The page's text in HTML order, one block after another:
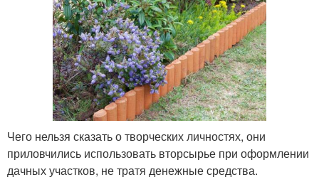
Бутылки для школы Бутылки в школе
Поделка из
пластиковой бутылки
Пластиковая бутылка
Бутылки в полезные
поделки
Принадлежности из
пластиковой бутылки
Чего нельзя сказать о творческих личностях, они
приловчились использовать вторсырье при оформлении
дачных участков, не тратя денежные средства.